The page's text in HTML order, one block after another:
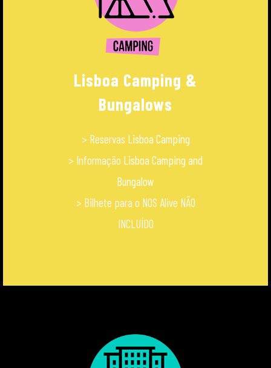
Lisboa Camping &
Bungalows
> Reservas Lisboa Camping
> Informação Lisboa Camping and
Bungalow
> Bilhete para o NOS Alive NÃO
INCLUÍDO